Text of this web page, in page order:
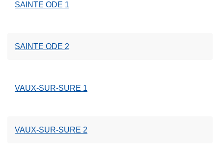
SAINTE ODE 1
SAINTE ODE 2
VAUX-SUR-SURE 1
VAUX-SUR-SURE 2